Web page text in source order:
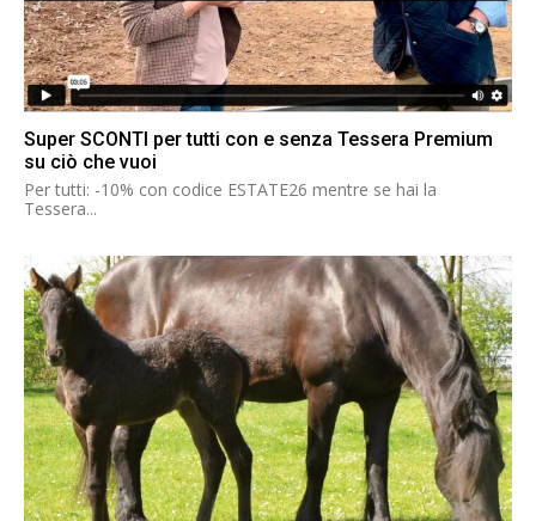
Super SCONTI per tutti con e senza Tessera Premium
su ciò che vuoi
Per tutti: -10% con codice ESTATE26 mentre se hai la
Tessera...